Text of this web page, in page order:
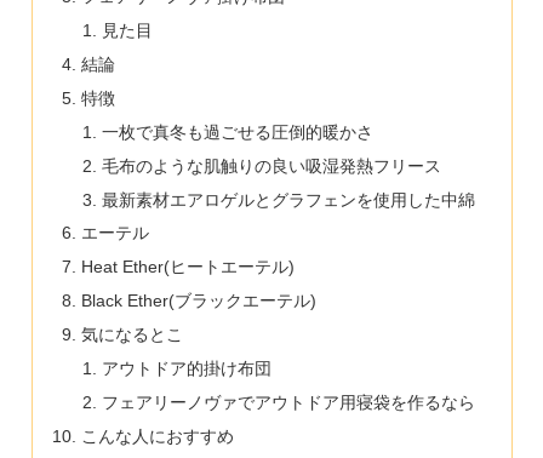
見た目
結論
特徴
一枚で真冬も過ごせる圧倒的暖かさ
毛布のような肌触りの良い吸湿発熱フリース
最新素材エアロゲルとグラフェンを使用した中綿
エーテル
Heat Ether(ヒートエーテル)
Black Ether(ブラックエーテル)
気になるとこ
アウトドア的掛け布団
フェアリーノヴァでアウトドア用寝袋を作るなら
こんな人におすすめ